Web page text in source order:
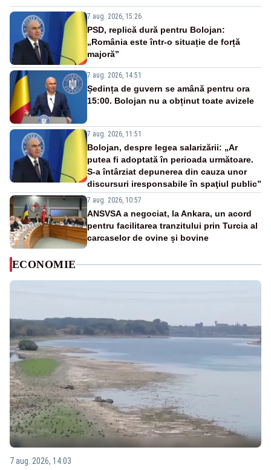
7 aug. 2026, 15:26
PSD, replică dură pentru Bolojan:
„România este într-o situație de forță
majoră”
7 aug. 2026, 14:51
Ședința de guvern se amână pentru ora
15:00. Bolojan nu a obținut toate avizele
7 aug. 2026, 11:51
Bolojan, despre legea salarizării: „Ar
putea fi adoptată în perioada următoare.
S-a întârziat depunerea din cauza unor
discursuri iresponsabile în spaţiul public”
7 aug. 2026, 10:57
ANSVSA a negociat, la Ankara, un acord
pentru facilitarea tranzitului prin Turcia al
carcaselor de ovine și bovine
ECONOMIE
7 aug. 2026, 14:03